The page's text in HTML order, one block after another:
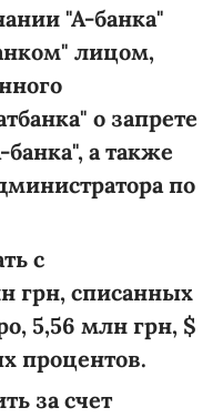
"А-банка"
лицом,
о запрете
а также
по
с
грн, списанных
5,56 млн грн, $
процентов.
за счет